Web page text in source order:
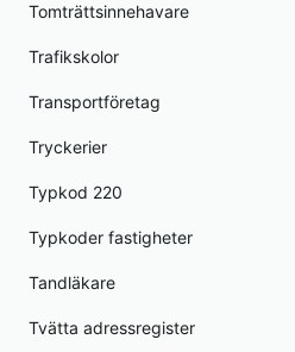
Tomträttsinnehavare
Trafikskolor
Transportföretag
Tryckerier
Typkod 220
Typkoder fastigheter
Tandläkare
Tvätta adressregister